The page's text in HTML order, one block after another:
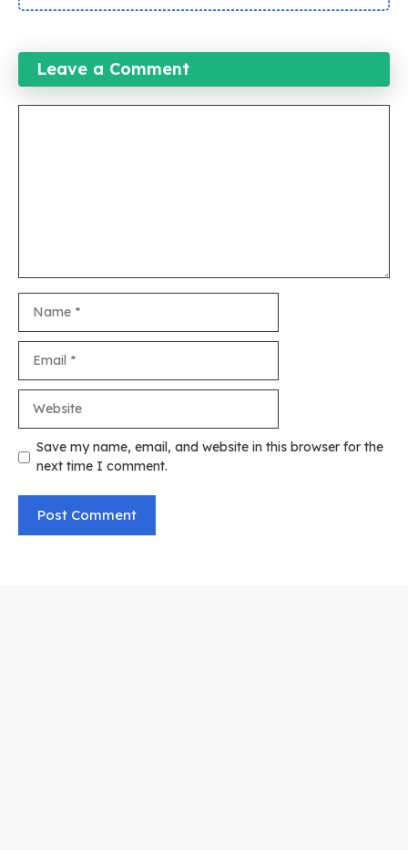
Leave a Comment
Save my name, email, and website in this browser for the
next time I comment.